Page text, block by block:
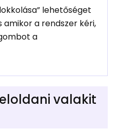
lehetőséget
amikor a rendszer kéri,
a
valakit